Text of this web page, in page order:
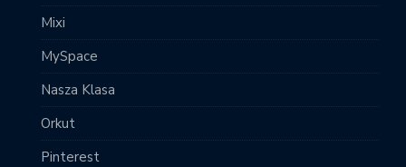
Mixi
MySpace
Nasza Klasa
Orkut
Pinterest